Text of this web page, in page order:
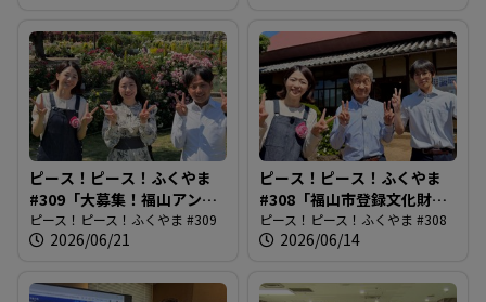
ピース！ピース！ふくやま
#309「大募集！福山アンバ
サダー」
ピース！ピース！ふくやま #309
2026/06/21
ピース！ピース！ふくやま
#308「福山市登録文化財制
度創設」
ピース！ピース！ふくやま #308
2026/06/14